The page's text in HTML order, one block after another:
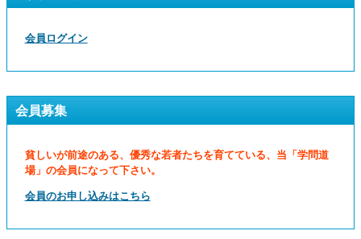
会員ログイン
会員募集
貧しいが前途のある、優秀な若者たちを育てている、当「学問道
場」の会員になって下さい。
会員のお申し込みはこちら